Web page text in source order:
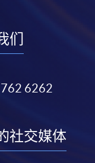
们
6262
社交媒体